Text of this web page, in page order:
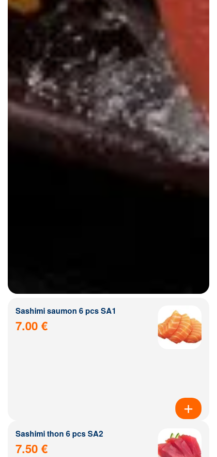
Sashimi saumon 6 pcs SA1
7.00 €
Sashimi thon 6 pcs SA2
7.50 €